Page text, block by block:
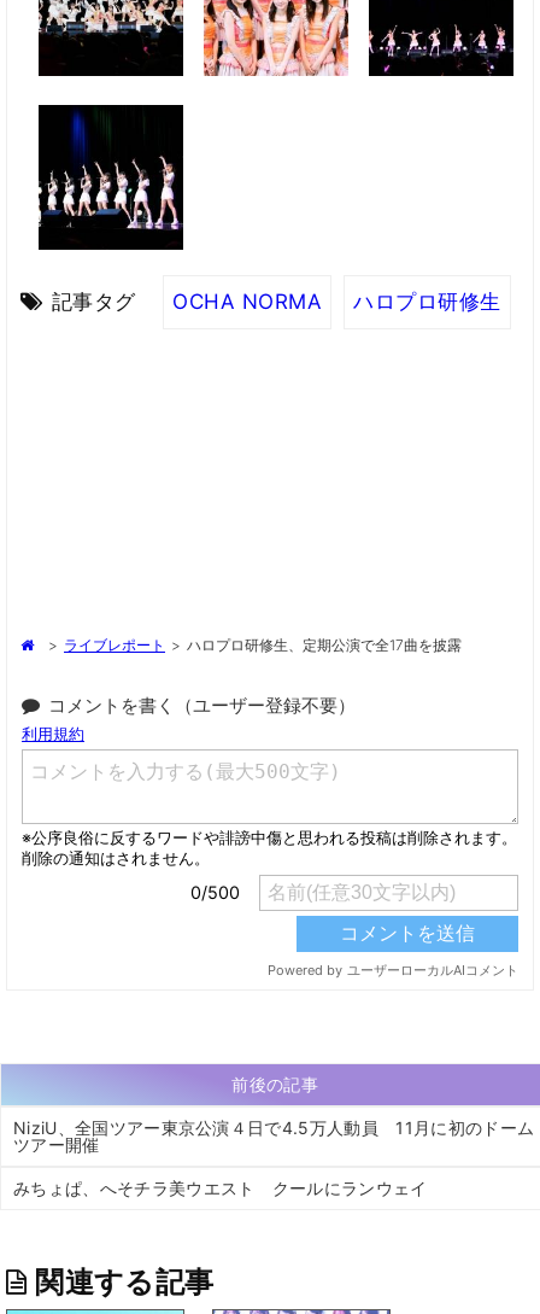
記事タグ OCHA NORMA ハロプロ研修生
> ライブレポート > ハロプロ研修生、定期公演で全17曲を披露
コメントを書く（ユーザー登録不要）
前後の記事
NiziU、全国ツアー東京公演４日で4.5万人動員 11月に初のドーム
ツアー開催
みちょぱ、へそチラ美ウエスト クールにランウェイ
関連する記事